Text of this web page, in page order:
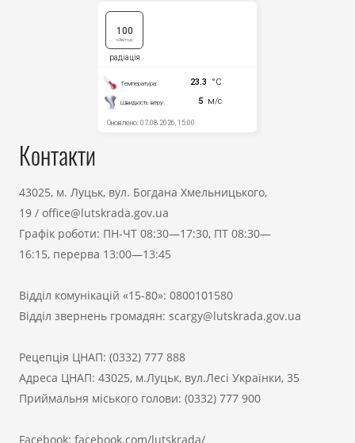
Контакти
43025, м. Луцьк, вул. Богдана Хмельницького,
19 / office@lutskrada.gov.ua
Графік роботи: ПН-ЧТ 08:30—17:30, ПТ 08:30—
16:15, перерва 13:00—13:45
Відділ комунікацій «15-80»: 0800101580
Відділ звернень громадян: scargy@lutskrada.gov.ua
Рецепція ЦНАП: (0332) 777 888
Адреса ЦНАП: 43025, м.Луцьк, вул.Лесі Українки, 35
Приймальня міського голови: (0332) 777 900
Facebook: facebook.com/lutskrada/